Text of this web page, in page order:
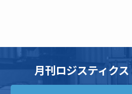
月刊ロジスティク